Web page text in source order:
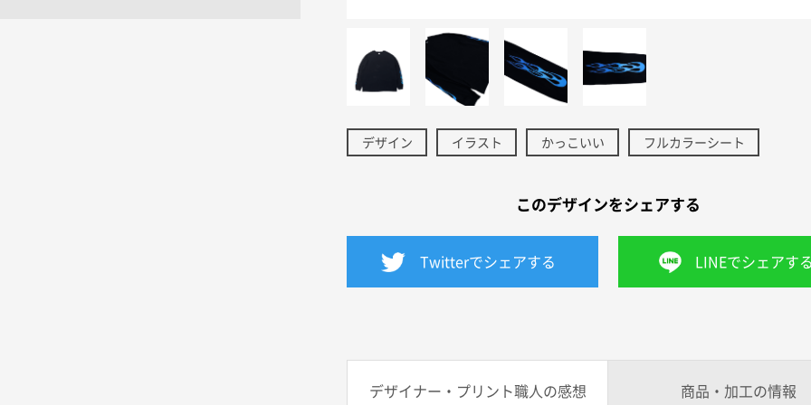
デザイン イラスト かっこいい フルカラーシート
このデザインをシェアする
Twitterでシェアする LINEでシェアす
デザイナー・プリント職人の感想 商品・加工の情報